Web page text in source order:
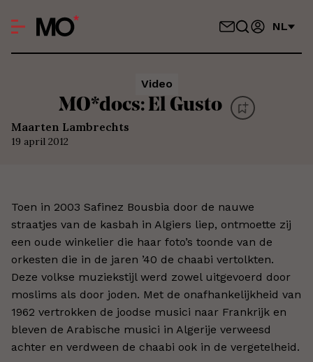
NL
Video
MO*docs: El Gusto
Maarten Lambrechts
19 april 2012
Toen in 2003 Safinez Bousbia door de nauwe
straatjes van de kasbah in Algiers liep, ontmoette zij
een oude winkelier die haar foto’s toonde van de
orkesten die in de jaren ’40 de chaabi vertolkten.
Deze volkse muziekstijl werd zowel uitgevoerd door
moslims als door joden. Met de onafhankelijkheid van
1962 vertrokken de joodse musici naar Frankrijk en
bleven de Arabische musici in Algerije verweesd
achter en verdween de chaabi ook in de vergetelheid.